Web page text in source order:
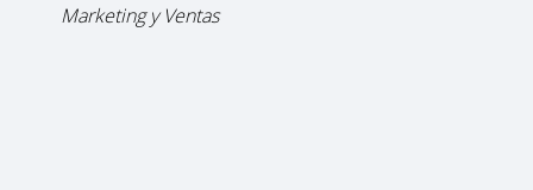
Marketing y Ventas